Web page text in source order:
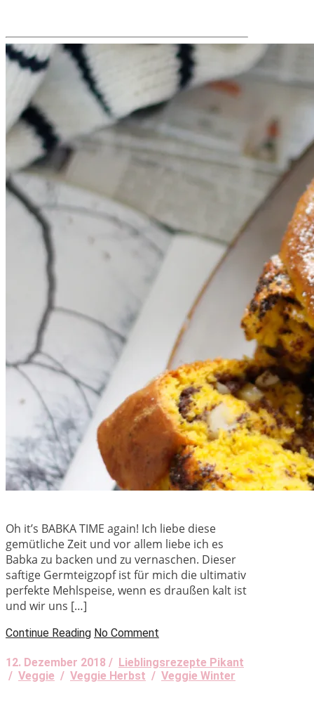
Oh it’s BABKA TIME again! Ich liebe diese
gemütliche Zeit und vor allem liebe ich es
Babka zu backen und zu vernaschen. Dieser
saftige Germteigzopf ist für mich die ultimativ
perfekte Mehlspeise, wenn es draußen kalt ist
und wir uns […]
Continue Reading No Comment
12. Dezember 2018 / Lieblingsrezepte Pikant
/ Veggie / Veggie Herbst / Veggie Winter